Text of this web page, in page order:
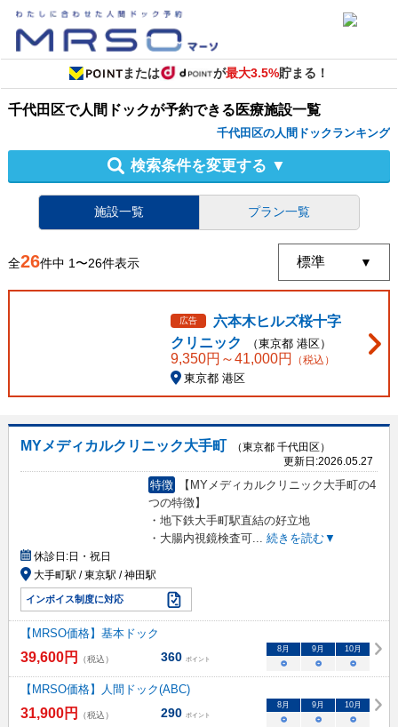
または が最大3.5%貯まる！
千代田区で人間ドックが予約できる医療施設一覧
千代田区の人間ドックランキング
検索条件を変更する ▼
施設一覧 プラン一覧
全26件中 1〜26件表示
広告
六本木ヒルズ桜十字
クリニック
（東京都 港区）
9,350円～41,000円 （税込）
東京都 港区
MYメディカルクリニック大手町
（東京都 千代田区）
更新日:2026.05.27
特徴
【MYメディカルクリニック大手町の4
つの特徴】
・地下鉄大手町駅直結の好立地
・大腸内視鏡検査可... 続きを読む▼
休診日:日・祝日
大手町駅 / 東京駅 / 神田駅
インボイス制度に対応
【MRSO価格】基本ドック
39,600円 （税込） 360 ポイント
8月 9月 10月
○ ○ ○
【MRSO価格】人間ドック(ABC)
31,900円 （税込） 290 ポイント
8月 9月 10月
○ ○ ○